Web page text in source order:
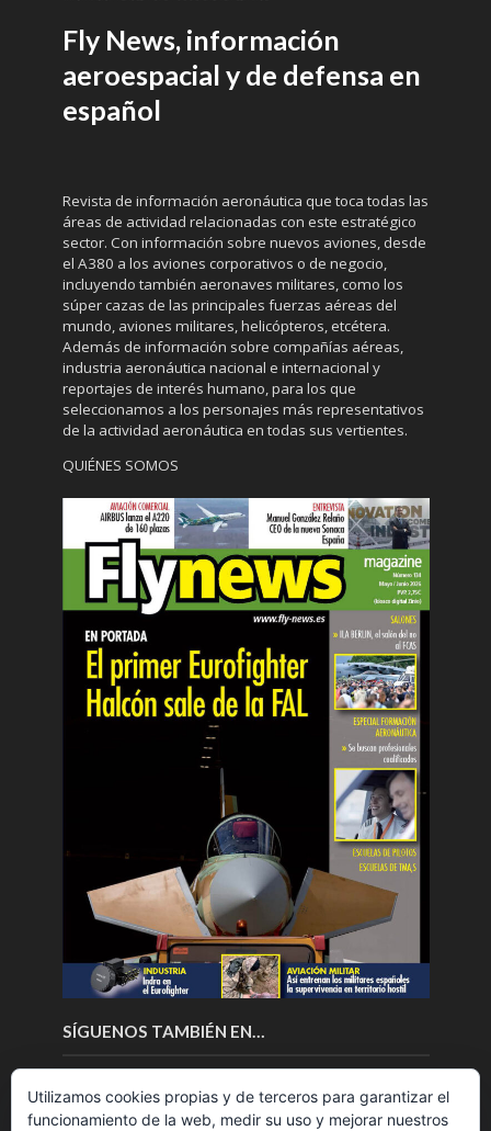
Fly News, información
aeroespacial y de defensa en
español
Revista de información aeronáutica que toca todas las
áreas de actividad relacionadas con este estratégico
sector. Con información sobre nuevos aviones, desde
el A380 a los aviones corporativos o de negocio,
incluyendo también aeronaves militares, como los
súper cazas de las principales fuerzas aéreas del
mundo, aviones militares, helicópteros, etcétera.
Además de información sobre compañías aéreas,
industria aeronáutica nacional e internacional y
reportajes de interés humano, para los que
seleccionamos a los personajes más representativos
de la actividad aeronáutica en todas sus vertientes.
QUIÉNES SOMOS
SÍGUENOS TAMBIÉN EN…
Utilizamos cookies propias y de terceros para garantizar el
funcionamiento de la web, medir su uso y mejorar nuestros